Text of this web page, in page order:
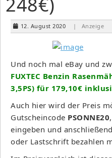
12. August 2020 | Anzeige
Und noch mal eBay und
FUXTEC Benzin
3,5PS) für 179,10€
Auch hier wird der Preis
Gutscheincode PSONNE20
eingeben und
oder Lastschrift bezahlen